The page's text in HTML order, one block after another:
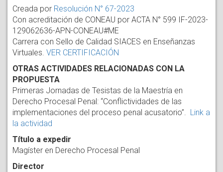
Creada por Resolución N° 67-2023
Con acreditación de CONEAU por ACTA N° 599 IF-2023-
129062636-APN-CONEAU#ME
Carrera con Sello de Calidad SIACES en Enseñanzas
Virtuales. VER CERTIFICACIÓN
OTRAS ACTIVIDADES RELACIONADAS CON LA
PROPUESTA
Primeras Jornadas de Tesistas de la Maestría en
Derecho Procesal Penal: “Conflictividades de las
implementaciones del proceso penal acusatorio”. Link a
la actividad
Título a expedir
Magíster en Derecho Procesal Penal
Director